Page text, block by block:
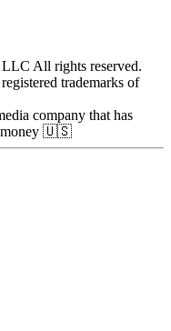
All rights reserved.
trademarks of
company that has
money 🇺🇸